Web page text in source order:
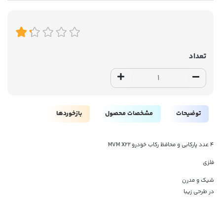
تعداد
توضیحات مشخصات محصول بازخوردها
۴ عدد پارکابی و محافظ رکاب خودرو MVM X22
فلزی
شیک و مدرن
در طرحی زیبا